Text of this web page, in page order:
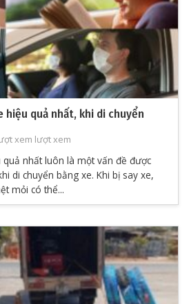
hiệu quả nhất, khi di chuyển
xem lượt xem
quả nhất luôn là một vấn đề được
di chuyển bằng xe. Khi bị say xe,
mỏi có thể...